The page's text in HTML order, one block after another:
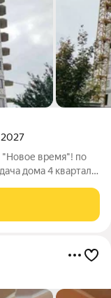
2027
"Новое время"! по
дома 4 квартал
- 44.35 кв м;